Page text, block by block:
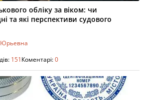
обліку за віком: чи
та які перспективи судового
Юрьевна
151Коментарі:0